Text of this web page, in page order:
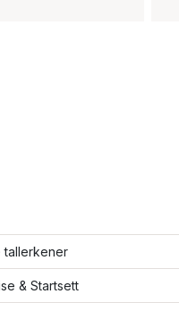
tallerkener
& Startsett